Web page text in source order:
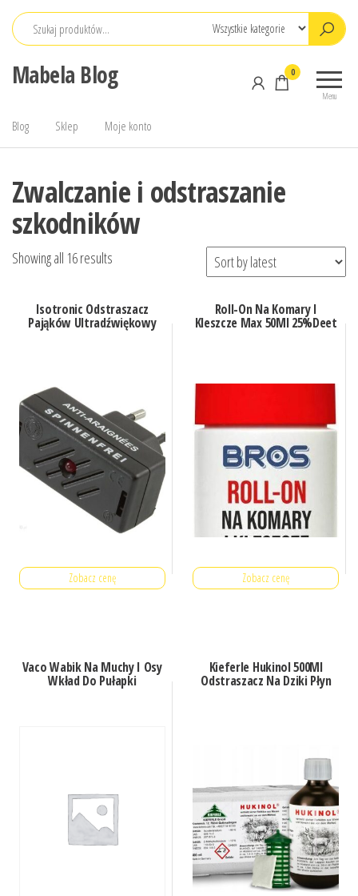
Przejdź
Mabela Blog
Menu
0
Blog Sklep Moje konto
Zwalczanie i odstraszanie
szkodników
Showing all 16 results
Isotronic Odstraszacz
Pająków Ultradźwiękowy
Zobacz cenę
Roll-On Na Komary I
Kleszcze Max 50Ml 25%Deet
Zobacz cenę
Vaco Wabik Na Muchy I Osy
Wkład Do Pułapki
Kieferle Hukinol 500Ml
Odstraszacz Na Dziki Płyn